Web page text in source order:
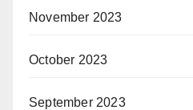
November 2023
October 2023
September 2023